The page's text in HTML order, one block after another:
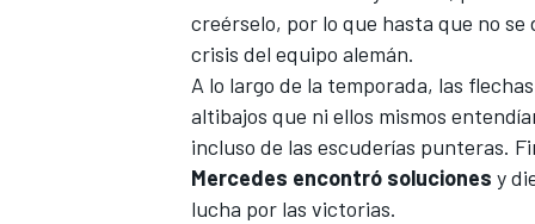
creérselo, por lo que hasta que no
crisis del equipo alemán.
A lo largo de la temporada, las
altibajos que ni ellos mismos
incluso de las escuderías punteras.
Mercedes encontró soluciones y
lucha por las victorias.